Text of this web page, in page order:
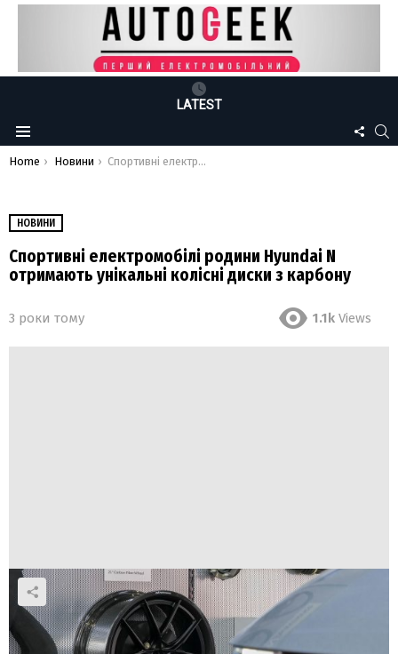
LATEST
Menu
US
You are here:
Home Новини Спортивні електромобілі родини Hyundai N отримають унікальні колісні диски з карбону
НОВИНИ
Спортивні електромобілі родини Hyundai N
отримають унікальні колісні диски з карбону
3 роки тому 1.1k Views